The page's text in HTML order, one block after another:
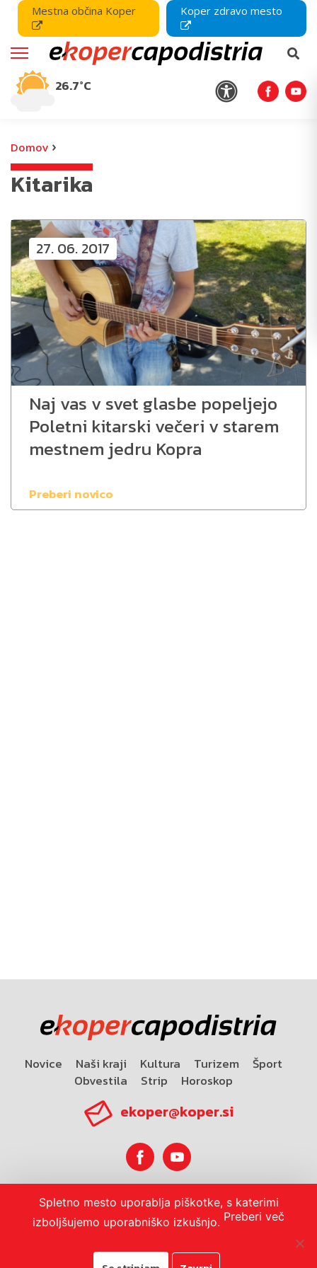
Mestna občina Koper Koper zdravo mesto
26.7°C
Domov ›
Kitarika
27. 06. 2017
Naj vas v svet glasbe popeljejo
Poletni kitarski večeri v starem
mestnem jedru Kopra
Preberi novico
Novice Naši kraji Kultura Turizem
Šport
Obvestila
Strip Horoskop
ekoper@koper.si
Horoskop
Spletno mesto uporablja piškotke, s katerimi
izboljšujemo uporabniško izkušnjo. Preberi več